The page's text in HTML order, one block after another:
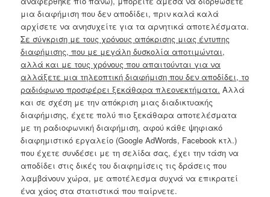
μια διαφήμιση που δεν αποδίδει, πριν καλά καλά
αρχίσετε να ανησυχείτε για τα αρνητικά αποτελέσματα.
Σε σύγκριση με τους χρόνους απόκρισης μιας έντυπης
διαφήμισης, που με μεγάλη δυσκολία αποτιμώνται,
αλλά και με τους χρόνους που απαιτούνται για να
αλλάξετε μια τηλεοπτική διαφήμιση που δεν αποδίδει, το
ραδιόφωνο προσφέρει ξεκάθαρα πλεονεκτήματα. Αλλά
και σε σχέση με την απόκριση μιας διαδικτυακής
διαφήμισης, έχετε πολύ πιο ξεκάθαρα αποτελέσματα
με τη ραδιοφωνική διαφήμιση, αφού κάθε ψηφιακό
διαφημιστικό εργαλείο (Google AdWords, Facebook κτλ.)
που έχετε συνδέσει με τη σελίδα σας, έχει την τάση να
αποδίδει στις δικές του διαφημίσεις τις δράσεις που
λαμβάνουν χώρα, με αποτέλεσμα συχνά να επικρατεί
ένα χάος στα στατιστικά που παίρνετε.